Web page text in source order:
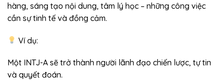
hàng, sáng tạo nội dung, tâm lý học – những công việc
cần sự tinh tế và đồng cảm.
Ví dụ:
Một INTJ-A sẽ trở thành người lãnh đạo chiến lược, tự tin
và quyết đoán.